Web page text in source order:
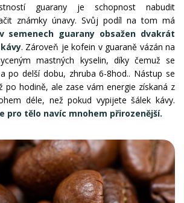
guarany je schopnost nabudit
známky únavy. Svůj podíl na tom má
guarany obsažen dvakrát
. Zároveň je kofein v guaraně vázán na
mastných kyselin, díky čemuž se
po delší dobu, zhruba 6-8hod.. Nástup se
po hodině, ale zase vám energie získaná z
déle, než pokud vypijete šálek kávy.
pro tělo navíc mnohem přirozenější.